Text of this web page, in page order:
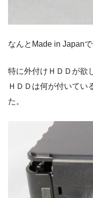
なんとMade in Japan
特に外付けＨＤＤが欲
ＨＤＤは何が付いてい
た。